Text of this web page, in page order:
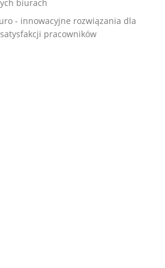
biurach
- innowacyjne rozwiązania dla
pracowników